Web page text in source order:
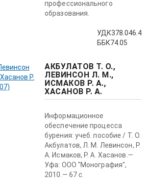
профессионального
образования.
УДК378.046.4
ББК74.05
АКБУЛАТОВ Т. О.,
ЛЕВИНСОН Л. М.,
ИСМАКОВ Р. А.,
ХАСАНОВ Р. А.
Информационное
обеспечение процесса
бурения: учеб. пособие / Т. О.
Акбулатов, Л. М. Левинсон, Р.
А. Исмаков, Р. А. Хасанов.—
Уфа: ООО "Монография",
2010.— 67 с.